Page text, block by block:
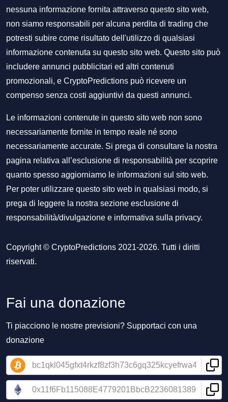
nessuna informazione fornita attraverso questo sito web,
non siamo responsabili per alcuna perdita di trading che
potresti subire come risultato dell'utilizzo di qualsiasi
informazione contenuta su questo sito web. Questo sito può
includere annunci pubblicitari ed altri contenuti
promozionali, e CryptoPredictions può ricevere un
compenso senza costi aggiuntivi da questi annunci.
Le informazioni contenute in questo sito web non sono
necessariamente fornite in tempo reale né sono
necessariamente accurate. Si prega di consultare la nostra
pagina relativa all’esclusione di responsabilità per scoprire
quanto spesso aggiorniamo le informazioni sul sito web.
Per poter utilizzare questo sito web in qualsiasi modo, si
prega di leggere la nostra sezione esclusione di
responsabilità/divulgazione e informativa sulla privacy.
Copyright © CryptoPredictions 2021-2026. Tutti i diritti
riservati.
Fai una donazione
Ti piacciono le nostre previsioni? Supportaci con una
donazione